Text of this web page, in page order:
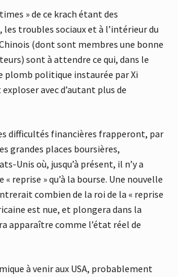
» de ce krach étant des
troubles sociaux et à l’intérieur du
(dont sont membres une bonne
sont à attendre ce qui, dans le
plomb politique instaurée par Xi
avec d’autant plus de
difficultés financières frapperont, par
grandes places boursières,
Unis où, jusqu’à présent, il n’y a
reprise » qu’à la bourse. Une nouvelle
combien de la roi de la « reprise
est nue, et plongera dans la
apparaître comme l’état réel de
à venir aux USA, probablement